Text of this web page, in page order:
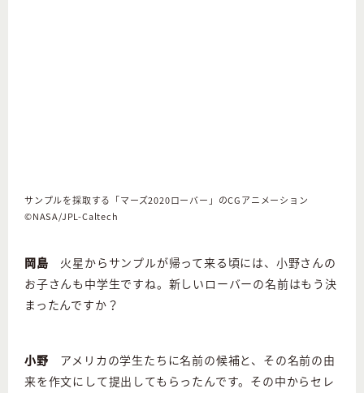
サンプルを採取する「マーズ2020ローバー」のCGアニメーション
©︎NASA/JPL-Caltech
岡島 火星からサンプルが帰って来る頃には、小野さんの
お子さんも中学生ですね。新しいローバーの名前はもう決
まったんですか？
小野 アメリカの学生たちに名前の候補と、その名前の由
来を作文にして提出してもらったんです。その中からセレ